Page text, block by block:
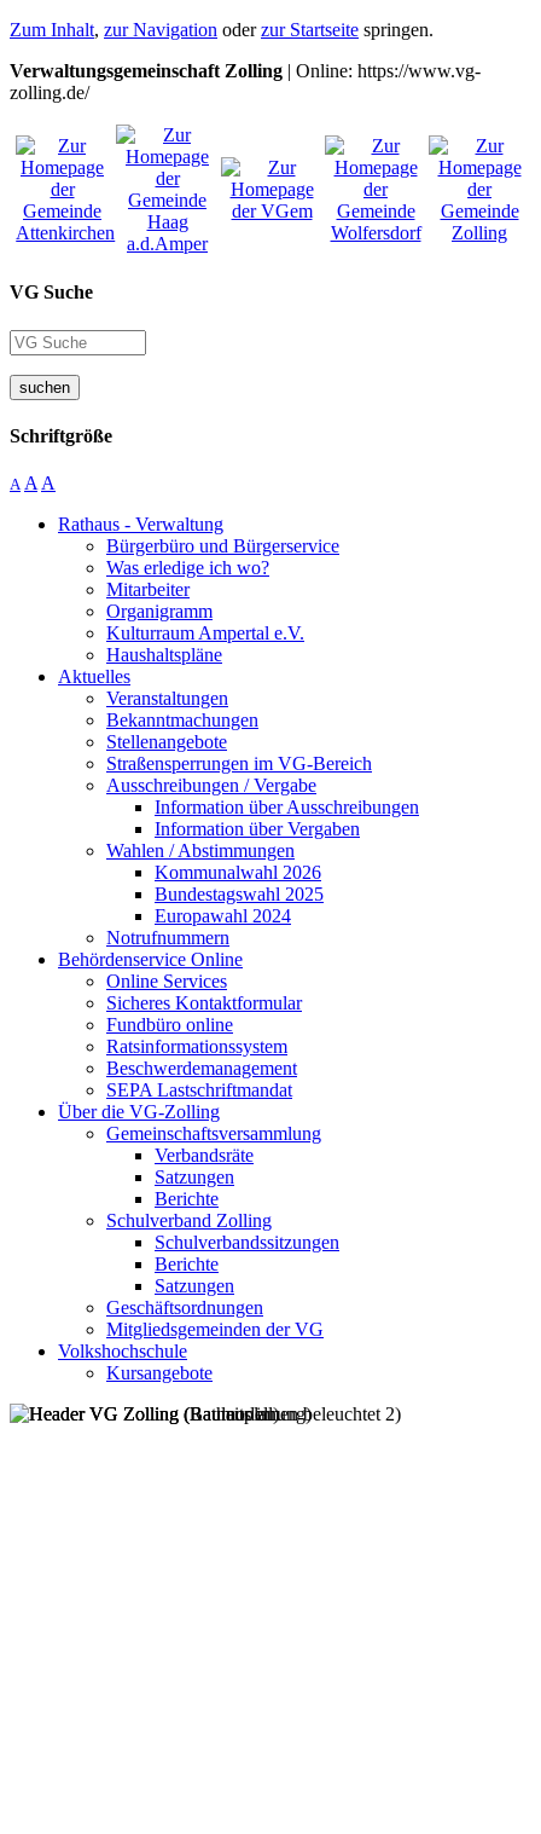
Zum Inhalt, zur Navigation oderzur Startseite springen.
Verwaltungsgemeinschaft Zolling | Online: https://www.vg-
zolling.de/
VG Suche
suchen
Schriftgröße
A A A
Rathaus - Verwaltung
Bürgerbüro und Bürgerservice
Was erledige ich wo?
Mitarbeiter
Organigramm
Kulturraum Ampertal e.V.
Haushaltspläne
Aktuelles
Veranstaltungen
Bekanntmachungen
Stellenangebote
Straßensperrungen im VG-Bereich
Ausschreibungen / Vergabe
Information über Ausschreibungen
Information über Vergaben
Wahlen / Abstimmungen
Kommunalwahl 2026
Bundestagswahl 2025
Europawahl 2024
Notrufnummern
Behördenservice Online
Online Services
Sicheres Kontaktformular
Fundbüro online
Ratsinformationssystem
Beschwerdemanagement
SEPA Lastschriftmandat
Über die VG-Zolling
Gemeinschaftsversammlung
Verbandsräte
Satzungen
Berichte
Schulverband Zolling
Schulverbandssitzungen
Berichte
Satzungen
Geschäftsordnungen
Mitgliedsgemeinden der VG
Volkshochschule
Kursangebote